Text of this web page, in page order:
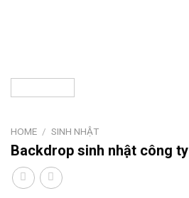
HOME / SINH NHẬT
Backdrop sinh nhật công ty